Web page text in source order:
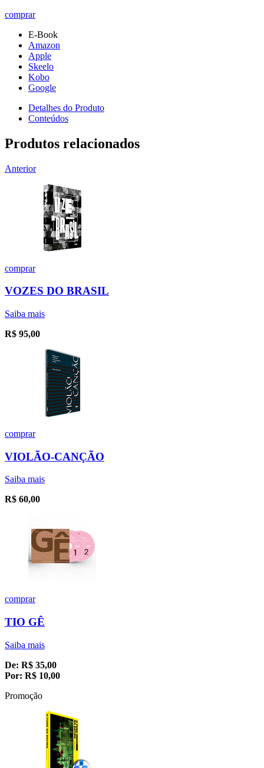
comprar
E-Book
Amazon
Apple
Skeelo
Kobo
Google
Detalhes do Produto
Conteúdos
Produtos relacionados
Anterior
comprar
VOZES DO BRASIL
Saiba mais
R$ 95,00
comprar
VIOLÃO-CANÇÃO
Saiba mais
R$ 60,00
comprar
TIO GÊ
Saiba mais
De: R$ 35,00
Por: R$ 10,00
Promoção